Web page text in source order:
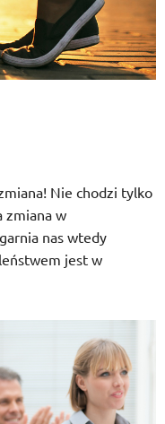
Nie chodzi tylko
zmiana w
nas wtedy
jest w